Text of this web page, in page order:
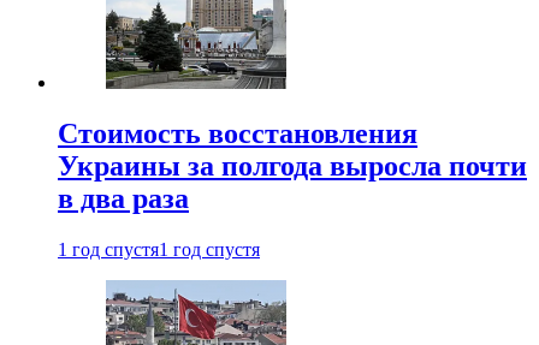
Стоимость восстановления
Украины за полгода выросла почти
в два раза
1 год спустя1 год спустя